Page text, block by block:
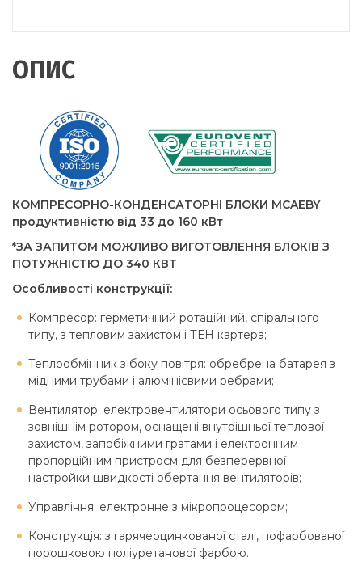
ОПИС
КОМПРЕСОРНО-КОНДЕНСАТОРНІ БЛОКИ MCAEBY
продуктивністю від 33 до 160 кВт
*ЗА ЗАПИТОМ МОЖЛИВО ВИГОТОВЛЕННЯ БЛОКІВ З
ПОТУЖНІСТЮ ДО 340 КВТ
Особливості конструкції:
Компресор: герметичний ротаційний, спірального
типу, з тепловим захистом і ТЕН картера;
Теплообмінник з боку повітря: обребрена батарея з
мідними трубами і алюмінієвими ребрами;
Вентилятор: електровентилятори осьового типу з
зовнішнім ротором, оснащені внутрішньої теплової
захистом, запобіжними гратами і електронним
пропорційним пристроєм для безперервної
настройки швидкості обертання вентиляторів;
Управління: електронне з мікропроцесором;
Конструкція: з гарячеоцинкованої сталі, пофарбованої
порошковою поліуретанової фарбою.